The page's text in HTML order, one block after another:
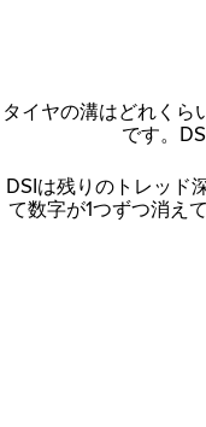
タイヤの溝はどれくら
です。
DSIは残りのトレッド
て数字が1つずつ消え